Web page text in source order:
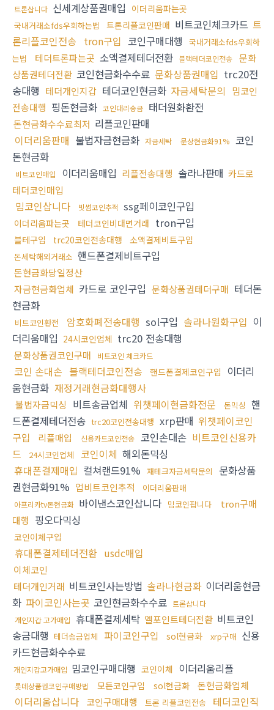
트론삽니다 신세계상품권매입 이더리움파는곳
국내거래소fds우회하는법 트론리플코인판매 비트코인체크카드 트
론리플코인전송 tron구입 코인구매대행
국내거래소fds우회하
는법
테더트론파는곳 소액결제테더전환 블랙테더코인전송
문화
상품권테더전환 코인현금화수수료 문화상품권매입 trc20전
송대행 테더개인지갑 테더코인현금화 자금세탁문의
밈코인
전송대행 핑돈현금화 코인대리송금 태더원화환전
돈현금화수수료최저 리플코인판매
이더리움판매 불법자금현금화 자금세탁 문상현금화91% 코인
돈현금화
비트코인매입 이더리움매입 리플전송대행 솔라나판매 카드로
테더코인매입
밈코인삽니다 빗썸코인추적 ssg페이코인구입
이더리움파는곳 테더코인비대면거래 tron구입
블테구입 trc20코인전송대행 소액결제비트구입
돈세탁해외거래소 핸드폰결제비트구입
돈현금화당일정산
자금현금화업체 카드로 코인구입 문화상품권테더구매 테더돈
현금화
비트코인환전 암호화폐전송대행 sol구입 솔라나원화구입 이
더리움매입 24시코인업체 trc20 전송대행
문화상품권코인구매 비트코인 체크카드
코인 손대손 블랙테더코인전송 핸드폰결제코인구입 이더리
움현금화 재정거래현금화대행사
불법자금믹싱 비트송금업체 위챗페이현금화전문 돈믹싱 핸
드폰결제테더전송 trc20코인전송대행 xrp판매 위챗페이코인
구입
리플매입 신용카드코인전송 코인손대손 비트코인신용카
드
24시코인업체 코인이체 해외돈믹싱
휴대폰결제매입 컬쳐랜드91% 재테크자금세탁문의
문화상품
권현금화91% 업비트코인추적 이더리움판매
아프리카tv돈현금화 바이낸스코인삽니다 밈코인팝니다
tron구매
대행 핑오다믹싱
코인이체구입
휴대폰결제테더전환 usdc매입
이체코인
테더개인거래 비트코인사는방법 솔라나현금화 이더리움현금
화 파이코인사는곳 코인현금화수수료 트론삽니다
개인지갑 고가매입 휴대폰결제세탁 엘포인트테더전환 비트코인
송금대행 테더송금업체 파이코인구입 sol현금화 xrp구매 신용
카드현금화수수료
개인지갑고가매입 밈코인구매대행 코인이체 이더리움리플
롯데상품권코인구매방법 모든코인구입 sol현금화 돈현금화업체
이더리움삽니다 코인구매대행 트론 리플코인전송
테더코인직